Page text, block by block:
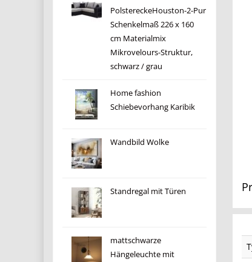
PolstereckeHouston-2-Pur
Schenkelmaß 226 x 160
cm Materialmix
Mikrovelours-Struktur,
schwarz / grau
Home fashion
Schiebevorhang Karibik
Wandbild Wolke
Standregal mit Türen
mattschwarze
Hängeleuchte mit